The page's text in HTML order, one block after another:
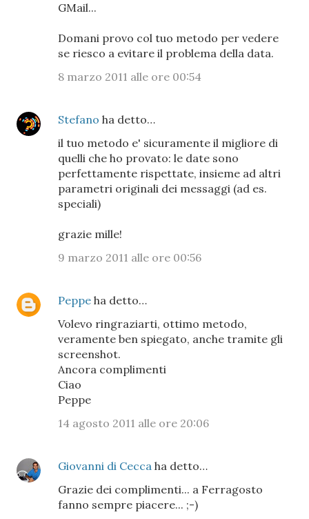
GMail...
Domani provo col tuo metodo per vedere
se riesco a evitare il problema della data.
8 marzo 2011 alle ore 00:54
Stefano ha detto…
il tuo metodo e' sicuramente il migliore di
quelli che ho provato: le date sono
perfettamente rispettate, insieme ad altri
parametri originali dei messaggi (ad es.
speciali)
grazie mille!
9 marzo 2011 alle ore 00:56
Peppe ha detto…
Volevo ringraziarti, ottimo metodo,
veramente ben spiegato, anche tramite gli
screenshot.
Ancora complimenti
Ciao
Peppe
14 agosto 2011 alle ore 20:06
Giovanni di Cecca ha detto…
Grazie dei complimenti... a Ferragosto
fanno sempre piacere... ;-)